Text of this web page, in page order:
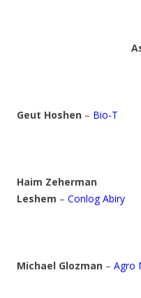
Asaf
Geut Hoshen – Bio-T
Haim Zeherman
Leshem – Conlog Abiry
Michael Glozman – Agro